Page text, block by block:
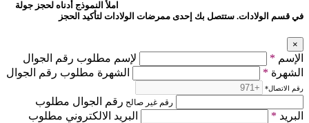
املأ النموذج أدناه لحجز جولة
في قسم الولادات. ستتصل بك إحدى ممرضات الولادات لتأكيد الحجز
×
الإسم *
لإسم مطلوب رقم الجوال
الشهرة * الشهرة مطلوب رقم الجوال
رقم الاتصال*
رقم غير صالح رقم الجوال مطلوب
البريد *
البريد الالكتروني مطلوب